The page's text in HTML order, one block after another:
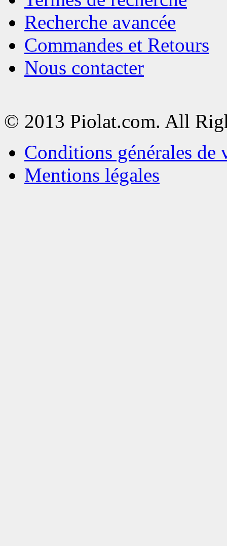
Recherche avancée
Commandes et Retours
Nous contacter
© 2013 Piolat.com. All
Conditions générales de
Mentions légales